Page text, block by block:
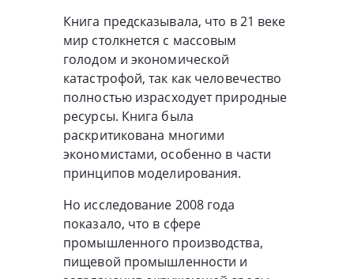
Книга предсказывала, что в 21 веке
мир столкнется с массовым
голодом и экономической
катастрофой, так как человечество
полностью израсходует природные
ресурсы. Книга была
раскритикована многими
экономистами, особенно в части
принципов моделирования.
Но исследование 2008 года
показало, что в сфере
промышленного производства,
пищевой промышленности и